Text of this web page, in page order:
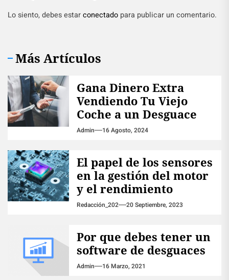
Lo siento, debes estarconectado para publicar un comentario.
Más Artículos
Gana Dinero Extra
Vendiendo Tu Viejo
Coche a un Desguace
Admin 16 Agosto, 2024
El papel de los sensores
en la gestión del motor
y el rendimiento
Redacción_202 20 Septiembre, 2023
Por que debes tener un
software de desguaces
Admin 16 Marzo, 2021